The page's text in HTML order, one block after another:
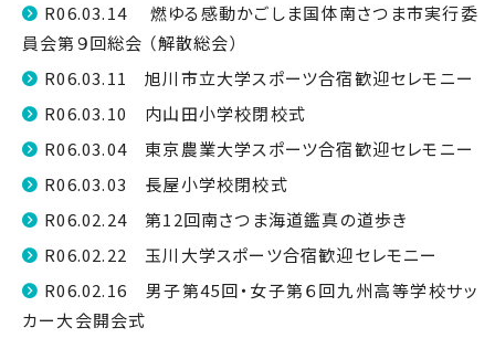
R06.03.14 燃ゆる感動かごしま国体南さつま市実行委
員会第９回総会 （解散総会）
R06.03.11 旭川市立大学スポーツ合宿歓迎セレモニー
R06.03.10 内山田小学校閉校式
R06.03.04 東京農業大学スポーツ合宿歓迎セレモニー
R06.03.03 長屋小学校閉校式
R06.02.24 第12回南さつま海道鑑真の道歩き
R06.02.22 玉川大学スポーツ合宿歓迎セレモニー
R06.02.16 男子第45回・女子第６回九州高等学校サッ
カー大会開会式